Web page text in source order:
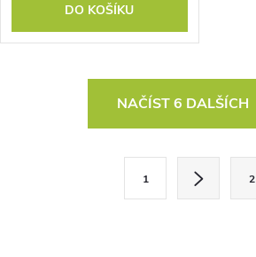
DO KOŠÍKU
NAČÍST 6 DALŠÍCH
1 2